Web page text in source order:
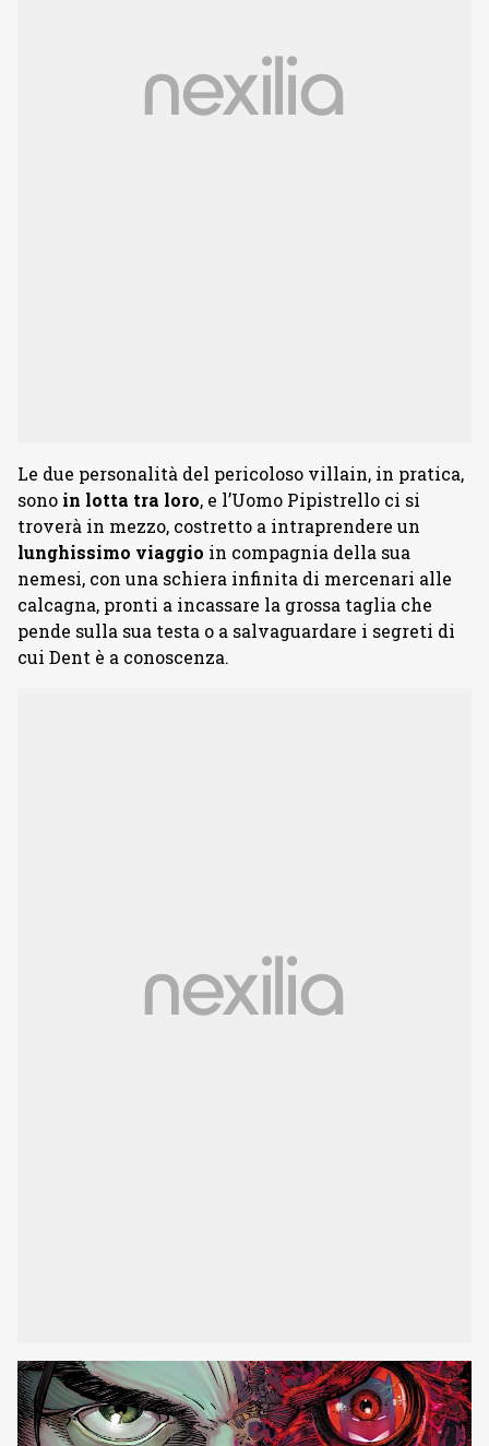
Le due personalità del pericoloso villain, in pratica,
sono in lotta tra loro, e l’Uomo Pipistrello ci si
troverà in mezzo, costretto a intraprendere un
lunghissimo viaggio in compagnia della sua
nemesi, con una schiera infinita di mercenari alle
calcagna, pronti a incassare la grossa taglia che
pende sulla sua testa o a salvaguardare i segreti di
cui Dent è a conoscenza.